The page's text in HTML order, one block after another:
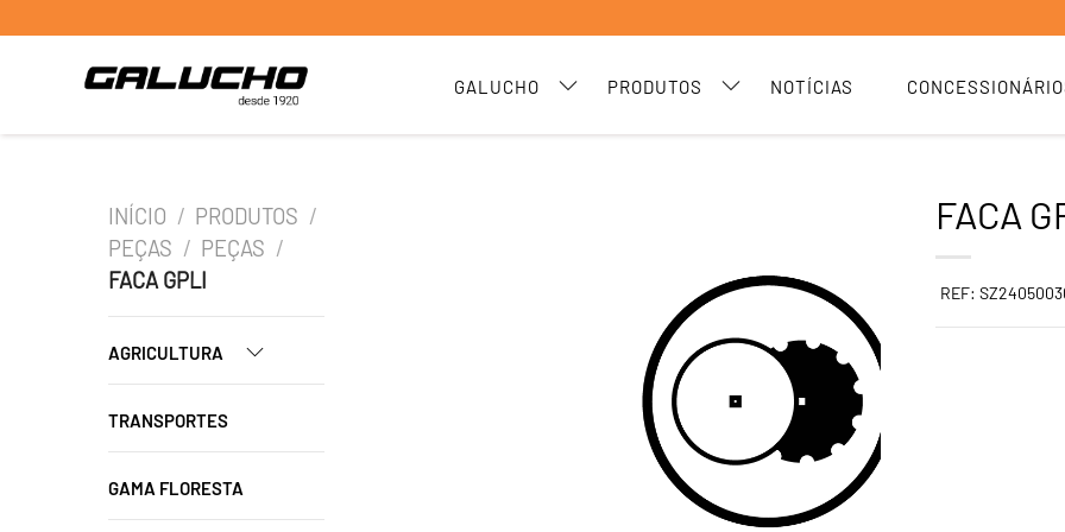
GALUCHO PRODUTOS NOTÍCIAS
INÍCIO / PRODUTOS /
PEÇAS / PEÇAS /
FACA GPLI
AGRICULTURA
TRANSPORTES
GAMA FLORESTA
FACA
REF: